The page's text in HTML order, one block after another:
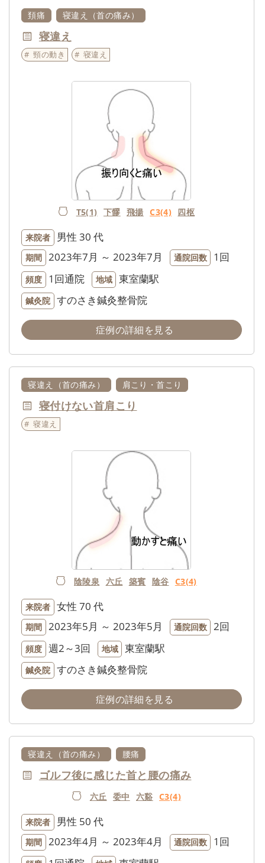
頚痛 寝違え（首の痛み）
寝違え
頸の動き 寝違え
T5(1) 下髎 飛揚 C3(4) 四枢
来院者 男性 30 代
期間 2023年7月 ～ 2023年7月 通院回数 1回
頻度 1回通院 地域 東室蘭駅
鍼灸院 すのさき鍼灸整骨院
症例の詳細を見る
寝違え（首の痛み） 肩こり・首こり
寝付けない首肩こり
寝違え
陰陵泉 六丘 築賓 陰谷 C3(4)
来院者 女性 70 代
期間 2023年5月 ～ 2023年5月 通院回数 2回
頻度 週2～3回 地域 東室蘭駅
鍼灸院 すのさき鍼灸整骨院
症例の詳細を見る
寝違え（首の痛み） 腰痛
ゴルフ後に感じた首と腰の痛み
六丘 委中 六谿 C3(4)
来院者 男性 50 代
期間 2023年4月 ～ 2023年4月 通院回数 1回